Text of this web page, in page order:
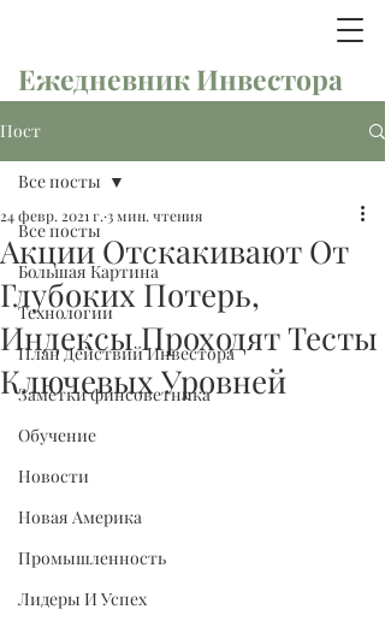
Ежедневник Инвестора
Пост
Все посты
Большая Картина
Технологии
План Действий Инвестора
Заметки финсоветника
Обучение
Новости
Новая Америка
Промышленность
Лидеры И Успех
Все посты
Акции Отскакивают От
Глубоких Потерь,
Индексы Проходят Тесты
Ключевых Уровней
24 февр. 2021 г. 3 мин. чтения